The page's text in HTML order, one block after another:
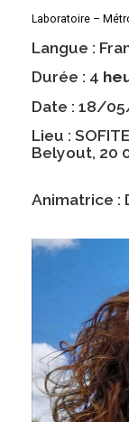
Laboratoire –
Langue :
Durée : 4
Date : 18/
Lieu :
Belyout, 20
Animatrice :